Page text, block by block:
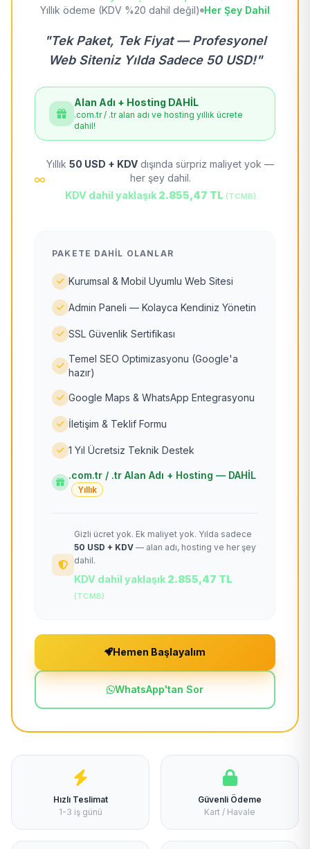
Yıllık ödeme (KDV %20 dahil değil) Her Şey Dahil
"Tek Paket, Tek Fiyat — Profesyonel
Web Siteniz Yılda Sadece 50 USD!"
Alan Adı + Hosting DAHİL
.com.tr / .tr alan adı ve hosting yıllık ücrete
dahil!
Yıllık 50 USD + KDV dışında sürpriz maliyet yok —
her şey dahil.
KDV dahil yaklaşık 2.855,47 TL (TCMB)
PAKETE DAHIL OLANLAR
Kurumsal & Mobil Uyumlu Web Sitesi
Admin Paneli — Kolayca Kendiniz Yönetin
SSL Güvenlik Sertifikası
Temel SEO Optimizasyonu (Google'a
hazır)
Google Maps & WhatsApp Entegrasyonu
İletişim & Teklif Formu
1 Yıl Ücretsiz Teknik Destek
.com.tr / .tr Alan Adı + Hosting — DAHİL
Yıllık
Gizli ücret yok. Ek maliyet yok. Yılda sadece
50 USD + KDV — alan adı, hosting ve her şey
dahil.
KDV dahil yaklaşık 2.855,47 TL
(TCMB)
Hemen Başlayalım
WhatsApp'tan Sor
Hızlı Teslimat
1-3 iş günü
Güvenli Ödeme
Kart / Havale